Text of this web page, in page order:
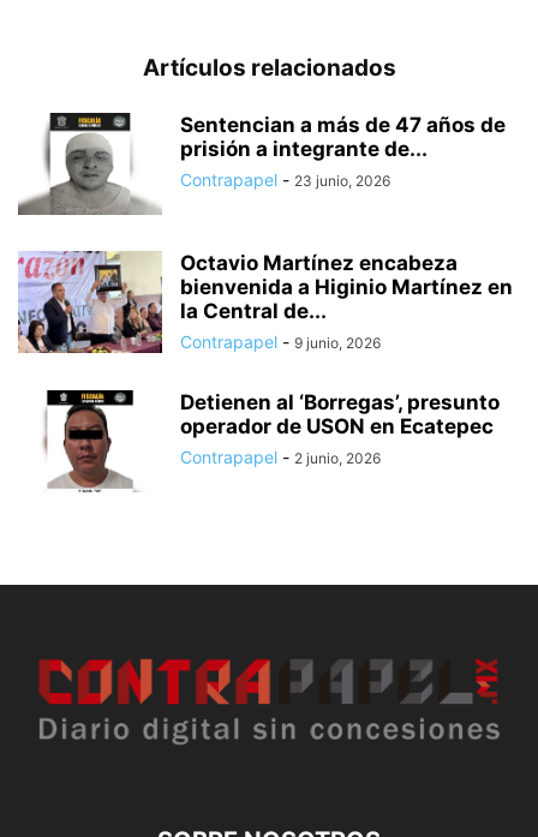
Artículos relacionados
Sentencian a más de 47 años de
prisión a integrante de...
Contrapapel - 23 junio, 2026
Octavio Martínez encabeza
bienvenida a Higinio Martínez en
la Central de...
Contrapapel - 9 junio, 2026
Detienen al ‘Borregas’, presunto
operador de USON en Ecatepec
Contrapapel - 2 junio, 2026